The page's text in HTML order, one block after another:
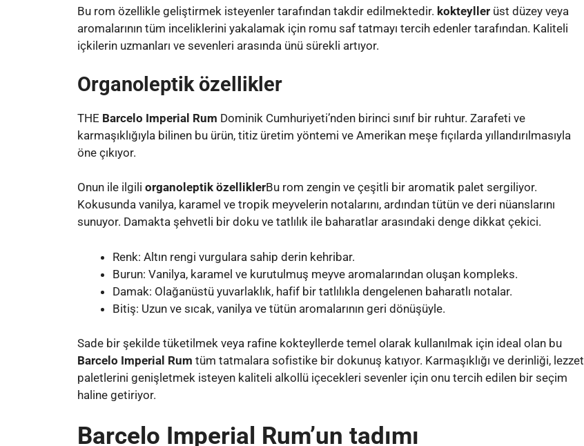
Bu rom özellikle geliştirmek isteyenler tarafından takdir edilmektedir. kokteyller üst düzey veya
aromalarının tüm inceliklerini yakalamak için romu saf tatmayı tercih edenler tarafından. Kaliteli
içkilerin uzmanları ve sevenleri arasında ünü sürekli artıyor.
Organoleptik özellikler
THE Barcelo Imperial Rum Dominik Cumhuriyeti’nden birinci sınıf bir ruhtur. Zarafeti ve
karmaşıklığıyla bilinen bu ürün, titiz üretim yöntemi ve Amerikan meşe fıçılarda yıllandırılmasıyla
öne çıkıyor.
Onun ile ilgili organoleptik özelliklerBu rom zengin ve çeşitli bir aromatik palet sergiliyor.
Kokusunda vanilya, karamel ve tropik meyvelerin notalarını, ardından tütün ve deri nüanslarını
sunuyor. Damakta şehvetli bir doku ve tatlılık ile baharatlar arasındaki denge dikkat çekici.
Renk: Altın rengi vurgulara sahip derin kehribar.
Burun: Vanilya, karamel ve kurutulmuş meyve aromalarından oluşan kompleks.
Damak: Olağanüstü yuvarlaklık, hafif bir tatlılıkla dengelenen baharatlı notalar.
Bitiş: Uzun ve sıcak, vanilya ve tütün aromalarının geri dönüşüyle.
Sade bir şekilde tüketilmek veya rafine kokteyllerde temel olarak kullanılmak için ideal olan bu
Barcelo Imperial Rum tüm tatmalara sofistike bir dokunuş katıyor. Karmaşıklığı ve derinliği, lezzet
paletlerini genişletmek isteyen kaliteli alkollü içecekleri sevenler için onu tercih edilen bir seçim
haline getiriyor.
Barcelo Imperial Rum’un tadımı